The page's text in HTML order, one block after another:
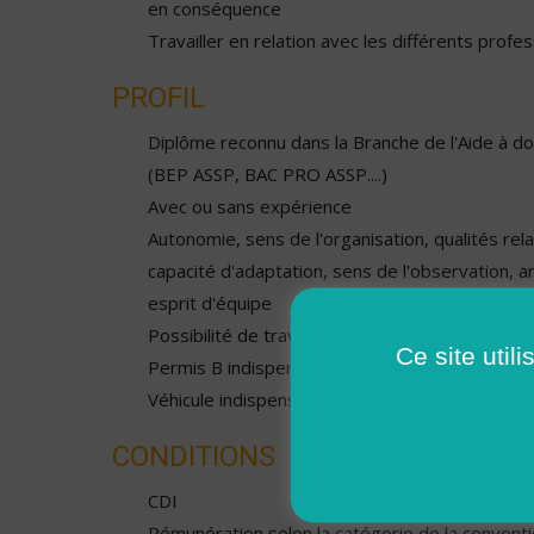
en conséquence
Travailler en relation avec les différents
PROFIL
Diplôme reconnu dans la Branche de l'Aide à
(BEP ASSP, BAC PRO ASSP....)
Avec ou sans expérience
Autonomie, sens de l'organisation, qualités
capacité d'adaptation, sens de l'observation,
esprit d'équipe
Possibilité de travailler les weekends et jours
Permis B indispensable
Véhicule indispensable
CONDITIONS
CDI
Ce site